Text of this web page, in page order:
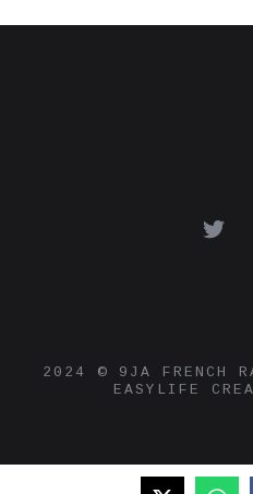
2024 © 9JA FRENCH
EASYLIFE